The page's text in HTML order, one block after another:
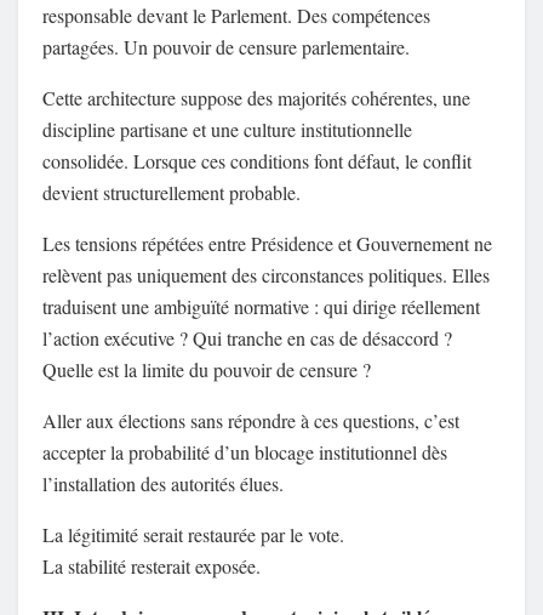
responsable devant le Parlement. Des compétences
partagées. Un pouvoir de censure parlementaire.
Cette architecture suppose des majorités cohérentes, une
discipline partisane et une culture institutionnelle
consolidée. Lorsque ces conditions font défaut, le conflit
devient structurellement probable.
Les tensions répétées entre Présidence et Gouvernement ne
relèvent pas uniquement des circonstances politiques. Elles
traduisent une ambiguïté normative : qui dirige réellement
l’action exécutive ? Qui tranche en cas de désaccord ?
Quelle est la limite du pouvoir de censure ?
Aller aux élections sans répondre à ces questions, c’est
accepter la probabilité d’un blocage institutionnel dès
l’installation des autorités élues.
La légitimité serait restaurée par le vote.
La stabilité resterait exposée.